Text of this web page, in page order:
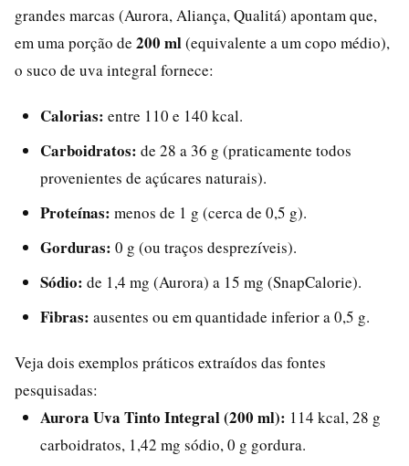
grandes marcas (Aurora, Aliança, Qualitá) apontam que,
em uma porção de 200 ml(equivalente a um copo médio),
o suco de uva integral fornece:
Calorias: entre 110 e 140 kcal.
Carboidratos: de 28 a 36 g (praticamente todos
provenientes de açúcares naturais).
Proteínas: menos de 1 g (cerca de 0,5 g).
Gorduras: 0 g (ou traços desprezíveis).
Sódio: de 1,4 mg (Aurora) a 15 mg (SnapCalorie).
Fibras: ausentes ou em quantidade inferior a 0,5 g.
Veja dois exemplos práticos extraídos das fontes
pesquisadas:
Aurora Uva Tinto Integral (200 ml): 114 kcal, 28 g
carboidratos, 1,42 mg sódio, 0 g gordura.